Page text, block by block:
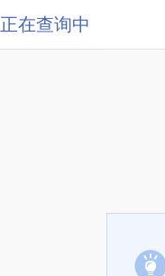
正在查询中